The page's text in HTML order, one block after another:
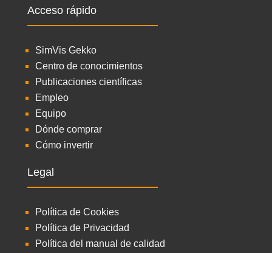
Acceso rápido
SimVis Gekko
Centro de conocimientos
Publicaciones científicas
Empleo
Equipo
Dónde comprar
Cómo invertir
Legal
Política de Cookies
Política de Privacidad
Política del manual de calidad